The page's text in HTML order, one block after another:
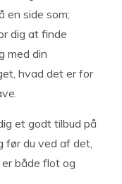
en side som;
dig at finde
med din
hvad det er for
et godt tilbud på
før du ved af det,
både flot og